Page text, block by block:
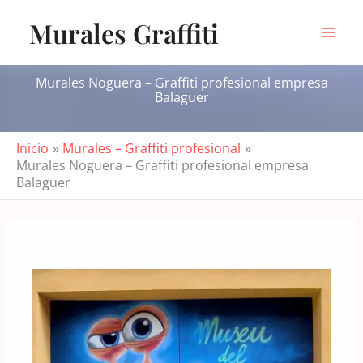
contenidoMurales Graffiti
Murales Noguera – Graffiti profesional empresa
Balaguer
Inicio
Murales – Graffiti profesional
Murales Noguera – Graffiti profesional empresa
Balaguer